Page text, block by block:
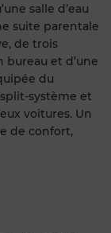
salle d’eau
suite parentale
de trois
bureau et d’une
du
système et
voitures. Un
de confort,